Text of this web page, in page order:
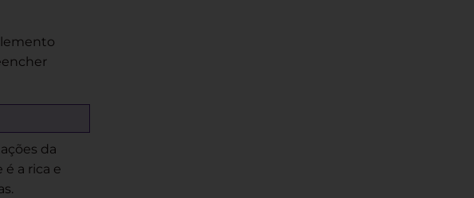
da
a rica e